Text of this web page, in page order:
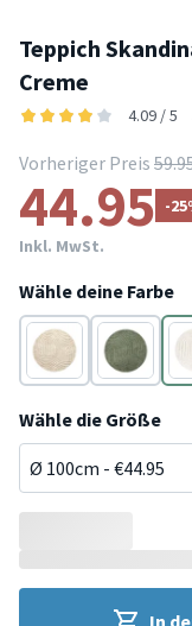
Teppich
Creme
4.09 / 5
Vorheriger Preis
44.95 -
Inkl. MwSt.
Wähle deine Farbe
Beige Grün
Wähle die Größe
In